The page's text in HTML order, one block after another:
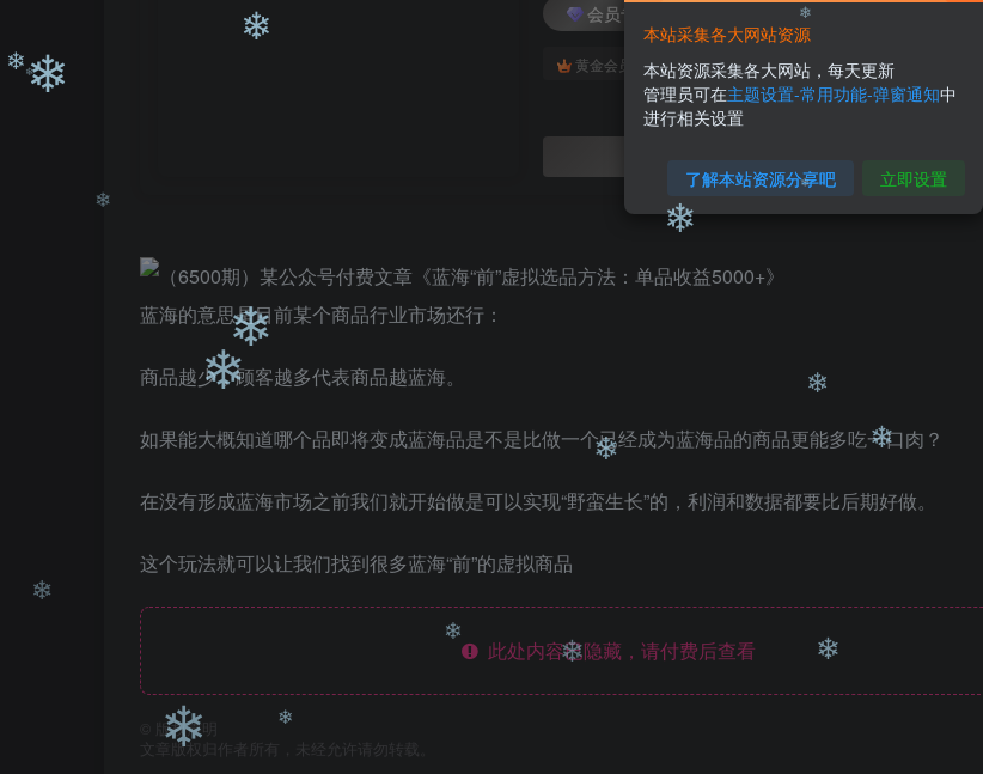
会员专属资源
黄金会员 免费 钻石会员免费
您暂无购买权限，请
蓝海的意思是目前某个商品行业市场还行：
商品越少，顾客越多代表商品越蓝海。
如果能大概知道哪个品即将变成蓝海品是不是比做一个已经成为蓝海品的商品更能多吃一口肉？
在没有形成蓝海市场之前我们就开始做是可以实现“野蛮生长”的，利润和数据都要比后期好做。
这个玩法就可以让我们找到很多蓝海“前”的虚拟商品
此处内容已隐藏，请付费后查看
版权声明
文章版权归作者所有，未经允许请勿转载。
本站采集各大网站资源
本站资源采集各大网站，每天更新
管理员可在主题设置-常用功能-弹窗通知中
进行相关设置
了解本站资源分享吧 立即设置
❄
❄
❄
❄